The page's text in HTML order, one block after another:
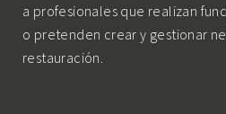
a profesionales que realizan
o pretenden crear y gestionar
restauración.